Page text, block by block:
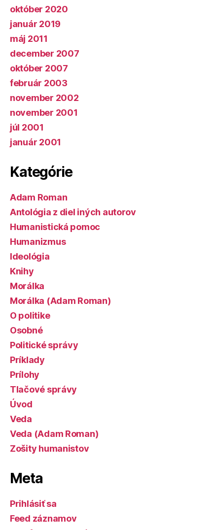
október 2020
január 2019
máj 2011
december 2007
október 2007
február 2003
november 2002
november 2001
júl 2001
január 2001
Kategórie
Adam Roman
Antológia z diel iných autorov
Humanistická pomoc
Humanizmus
Ideológia
Knihy
Morálka
Morálka (Adam Roman)
O politike
Osobné
Politické správy
Príklady
Prílohy
Tlačové správy
Úvod
Veda
Veda (Adam Roman)
Zošity humanistov
Meta
Prihlásiť sa
Feed záznamov